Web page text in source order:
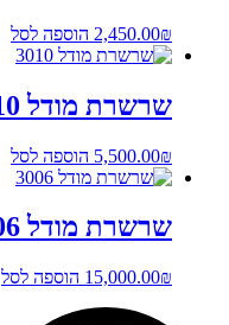
2,450.00₪ הוספה לסל
שרשרת מודל 3010
5,500.00₪ הוספה לסל
שרשרת מודל 3006
15,000.00₪ הוספה לסל